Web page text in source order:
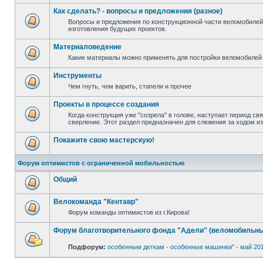
Как сделать? - вопросы и предложения (разное)
Вопросы и предложения по конструкционной части
изготовления будущих проектов.
Материаловедение
Какие материалы можно применять для постройки
Инструменты
Чем гнуть, чем варить, стапели и прочее
Проекты в процессе создания
Когда конструкция уже "созрела" в голове, наступает период
сверление. Этот раздел предназначен для слежения за ходом
Покажите свою мастерскую!
Форум оптимистов с ограниченной мобильностью
Общий
Велокоманда "Кентавр"
Форум команды оптимистов из г.Кирова!
Форум благотворительного фонда "Адели"
Подфорум: особенным деткам - особенные машинки" - май